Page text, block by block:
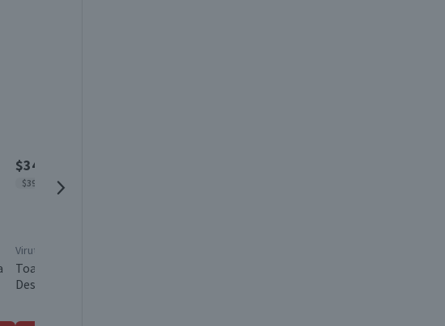
$3490
$39 x un
Virutex
Toallas Húmedas Virutex
Desinfectante Easy Clean 90 un.